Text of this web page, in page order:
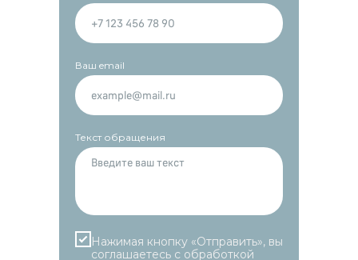
Ваш email
Текст обращения
Нажимая кнопку «Отправить», вы
соглашаетесь с обработкой